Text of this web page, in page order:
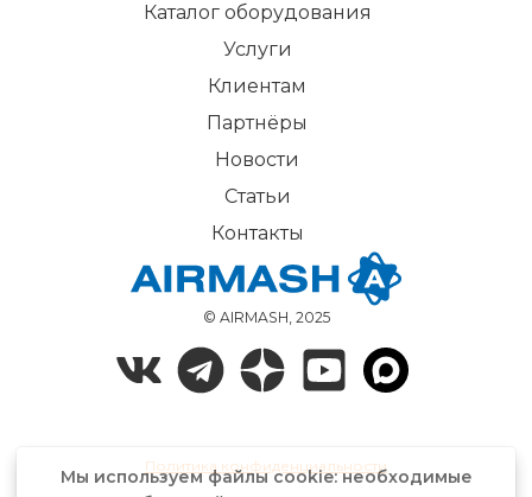
© AIRMASH, 2025
Каталог оборудования
Услуги
Клиентам
Партнёры
Новости
Статьи
Контакты
Политика конфиденциальности
Мы используем файлы cookie: необходимые